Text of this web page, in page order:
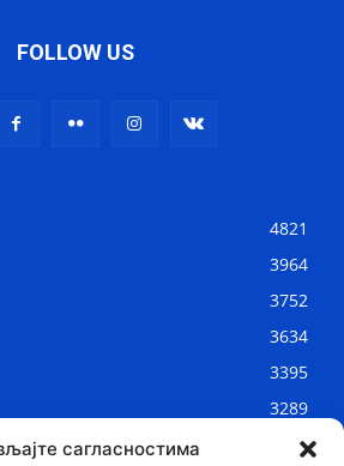
сагласностима
FOLLOW US
4821
3964
3752
3634
3395
3289
2914